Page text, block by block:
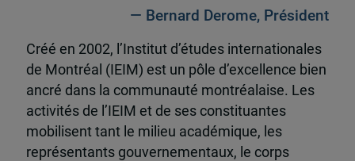
— Bernard Derome, Président
Créé en 2002, l’Institut d’études internationales
de Montréal (IEIM) est un pôle d’excellence bien
ancré dans la communauté montréalaise. Les
activités de l’IEIM et de ses constituantes
mobilisent tant le milieu académique, les
représentants gouvernementaux, le corps